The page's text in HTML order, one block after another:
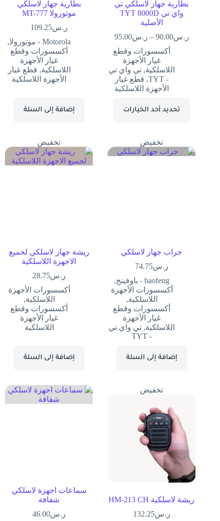
بطارية جهاز لاسلكي تي
واي تي TYT 8000D
الأصلية
ر.س90.00
– ر.س95.00
أكسسورات وقطع
غيار الأجهزة
اللاسلكية, تي واي تي
- TYT
, قطع غيار
الأجهزة اللاسلكية
تحديد أحد الخيارات
بطارية جهاز لاسلكي
موتورولا MT-777
ر.س109.25
Motorola - موتورولا
,
أكسسورات وقطع
غيار الأجهزة
اللاسلكية, قطع غيار
الأجهزة اللاسلكية
إضافة إلى السلة
تخفيض
جراب جهاز لاسلكي
ر.س74.75
baofeng - باوفينج
,
أكسسورات الأجهزة
اللاسلكية,
أكسسورات وقطع
غيار الأجهزة
اللاسلكية, تي واي تي
- TYT
إضافة إلى السلة
تخفيض
ريشة جهاز لاسلكي لجميع
الاجهزة اللاسلكية
ر.س28.75
أكسسورات الأجهزة
اللاسلكية,
أكسسورات وقطع
غيار الأجهزة
اللاسلكية
إضافة إلى السلة
تخفيض
ريشة لاسلكية HM-213 CH
ر.س132.25
سماعات اجهزة لاسلكي
شفافة
ر.س46.00